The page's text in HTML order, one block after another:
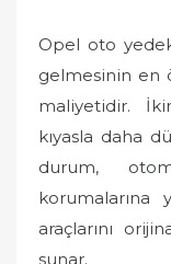
Opel oto
gelmesinin en
maliyetidir.
kıyasla daha
durum,
korumalarına
araçlarını
sunar.